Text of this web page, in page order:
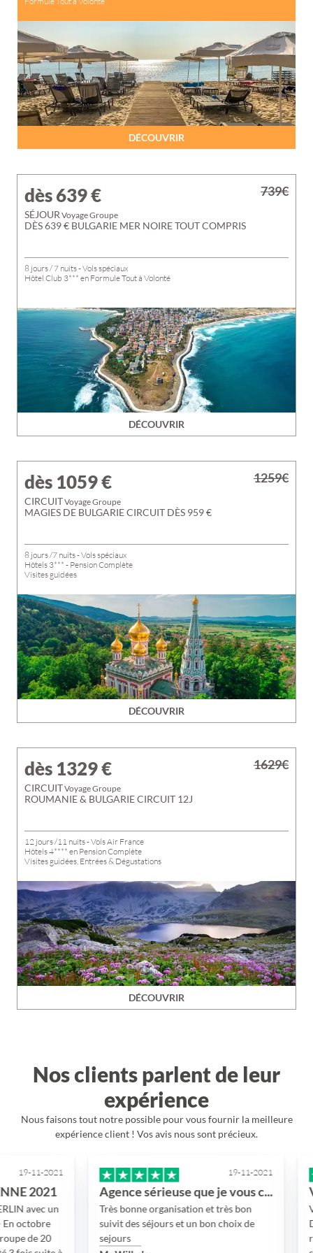
DÉCOUVRIR
dès 639€
SÉJOUR Voyage Groupe
DÈS 639 € BULGARIE MER NOIRE TOUT COMPRIS
8 jours / 7 nuits - Vols spéciaux
Hôtel Club 3*** en Formule Tout à Volonté
DÉCOUVRIR
739€
dès 1059€
CIRCUITVoyage Groupe
MAGIES DE BULGARIE CIRCUIT DÈS 959 €
8 jours /7 nuits - Vols spéciaux
Hôtels 3*** - Pension Complète
Visites guidées
DÉCOUVRIR
1259€
dès 1329€
CIRCUITVoyage Groupe
ROUMANIE & BULGARIE CIRCUIT 12J
12 jours /11 nuits - Vols Air France
Hôtels 4**** en Pension Complète
Visites guidées, Entrées & Dégustations
DÉCOUVRIR
1629€
Nos clients parlent de leur
expérience
Nous faisons tout notre possible pour vous fournir la meilleure
expérience client ! Vos avis nous sont précieux.
2021
un
20
19-11-2021
Agence sérieuse que je vous conseille
Très bonne organisation et très bon
suivit des séjours et un bon choix de
sejours
Dubai